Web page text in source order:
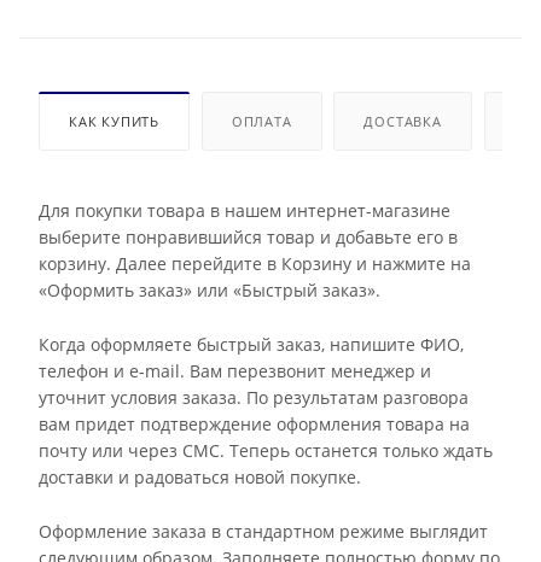
КАК КУПИТЬ ОПЛАТА ДОСТАВКА
Для покупки товара в нашем интернет-магазине
выберите понравившийся товар и добавьте его в
корзину. Далее перейдите в Корзину и нажмите на
«Оформить заказ» или «Быстрый заказ».
Когда оформляете быстрый заказ, напишите ФИО,
телефон и e-mail. Вам перезвонит менеджер и
уточнит условия заказа. По результатам разговора
вам придет подтверждение оформления товара на
почту или через СМС. Теперь останется только ждать
доставки и радоваться новой покупке.
Оформление заказа в стандартном режиме выглядит